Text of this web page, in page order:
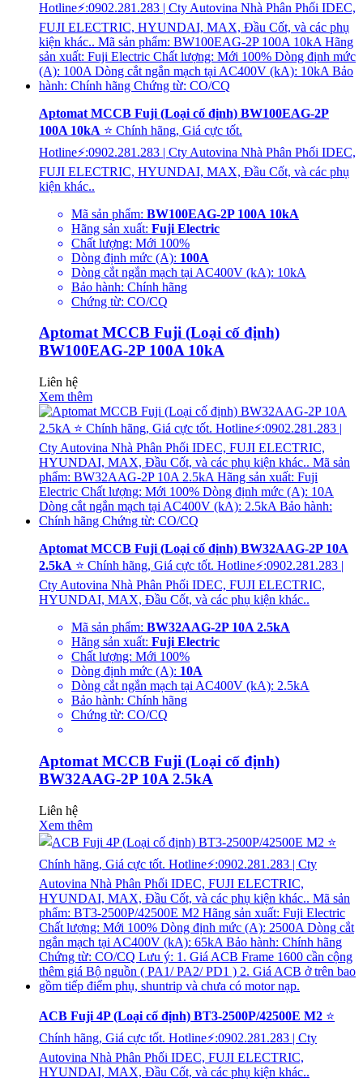
Aptomat MCCB Fuji (Loại cố định) BW100EAG-2P
100A 10kA ⭐ Chính hãng, Giá cực tốt.
Hotline⚡:0902.281.283 | Cty Autovina Nhà Phân Phối IDEC,
FUJI ELECTRIC, HYUNDAI, MAX, Đầu Cốt, và các phụ
kiện khác..
Mã sản phẩm: BW100EAG-2P 100A 10kA
Hãng sản xuất: Fuji Electric
Chất lượng: Mới 100%
Dòng định mức (A): 100A
Dòng cắt ngắn mạch tại AC400V (kA): 10kA
Bảo hành: Chính hãng
Chứng từ: CO/CQ
Aptomat MCCB Fuji (Loại cố định)
BW100EAG-2P 100A 10kA
Liên hệ
Xem thêm
Aptomat MCCB Fuji (Loại cố định) BW32AAG-2P 10A
2.5kA ⭐ Chính hãng, Giá cực tốt. Hotline⚡:0902.281.283 |
Cty Autovina Nhà Phân Phối IDEC, FUJI ELECTRIC,
HYUNDAI, MAX, Đầu Cốt, và các phụ kiện khác..
Mã sản phẩm: BW32AAG-2P 10A 2.5kA
Hãng sản xuất: Fuji Electric
Chất lượng: Mới 100%
Dòng định mức (A): 10A
Dòng cắt ngắn mạch tại AC400V (kA): 2.5kA
Bảo hành: Chính hãng
Chứng từ: CO/CQ
Aptomat MCCB Fuji (Loại cố định)
BW32AAG-2P 10A 2.5kA
Liên hệ
Xem thêm
ACB Fuji 4P (Loại cố định) BT3-2500P/42500E M2 ⭐
Chính hãng, Giá cực tốt. Hotline⚡:0902.281.283 | Cty
Autovina Nhà Phân Phối IDEC, FUJI ELECTRIC,
HYUNDAI, MAX, Đầu Cốt, và các phụ kiện khác..